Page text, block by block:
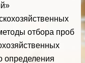
отбора проб
определения